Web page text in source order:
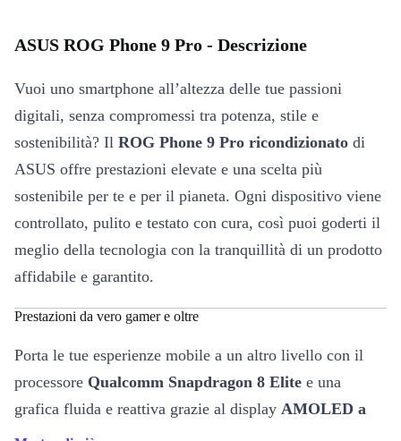
ASUS ROG Phone 9 Pro - Descrizione
Vuoi uno smartphone all’altezza delle tue passioni
digitali, senza compromessi tra potenza, stile e
sostenibilità? Il ROG Phone 9 Pro ricondizionato di
ASUS offre prestazioni elevate e una scelta più
sostenibile per te e per il pianeta. Ogni dispositivo viene
controllato, pulito e testato con cura, così puoi goderti il
meglio della tecnologia con la tranquillità di un prodotto
affidabile e garantito.
Prestazioni da vero gamer e oltre
Porta le tue esperienze mobile a un altro livello con il
processore Qualcomm Snapdragon 8 Elite e una
grafica fluida e reattiva grazie al display AMOLED a
185 Hz
. Naviga, gioca e lavora senza limiti, contando su